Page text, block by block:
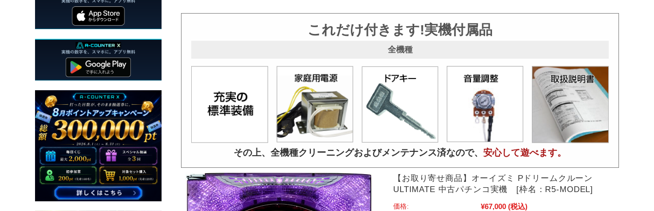
これだけ付きます!実機付属品
全機種
その上、全機種クリーニングおよびメンテナンス済なので、 安心して遊べます。
【お取り寄せ商品】オーイズミ Pドリームクルーン
ULTIMATE 中古パチンコ実機 [枠名：R5-MODEL]
価格: ¥67,000 (税込)